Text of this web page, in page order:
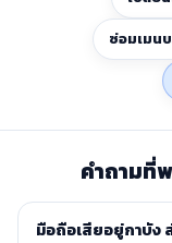
ซ่อมเมน
คำถามที่
มือถือเสียอยู่กาบัง